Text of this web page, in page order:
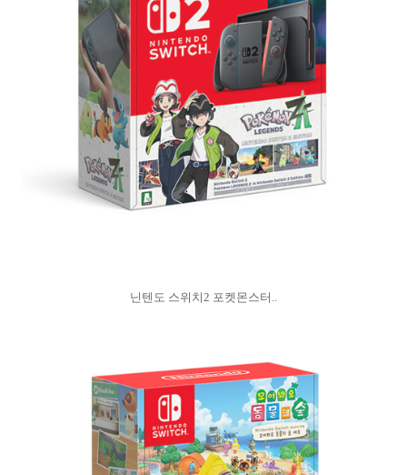
닌텐도 스위치2 포켓몬스터..